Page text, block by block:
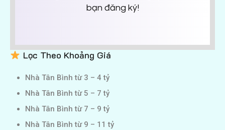
bạn đăng ký!
Lọc Theo Khoảng Giá
Nhà Tân Bình từ 3 – 4 tỷ
Nhà Tân Bình từ 5 – 7 tỷ
Nhà Tân Bình từ 7 – 9 tỷ
Nhà Tân Bình từ 9 – 11 tỷ